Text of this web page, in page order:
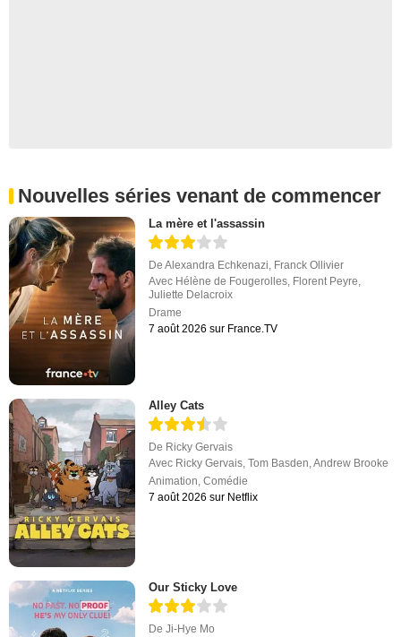
Nouvelles séries venant de commencer
La mère et l'assassin
DeAlexandra Echkenazi Franck Ollivier
Avec Hélène de Fougerolles Florent Peyre
Juliette Delacroix
Drame
7 août 2026 sur France.TV
Alley Cats
De Ricky Gervais
Avec Ricky Gervais,Tom Basden,Andrew Brooke
Animation,Comédie
7 août 2026 sur Netflix
Our Sticky Love
DeJi-Hye Mo